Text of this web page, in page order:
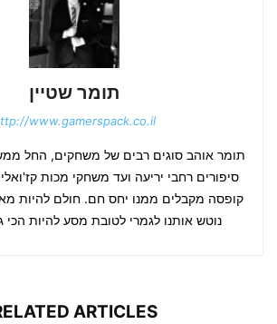
תומר שטיין
www.gamerspack.co.il
תומר אוהב סוגים רבים של משחקים, החל
סיפורים רחבי יריעה ועד משחקי מכות
קופסה מקבלים ממנו יחס חם. חולם להיות
נוטש אותנו לגמרי לטובת מסע להיות הכי
ARTICLES